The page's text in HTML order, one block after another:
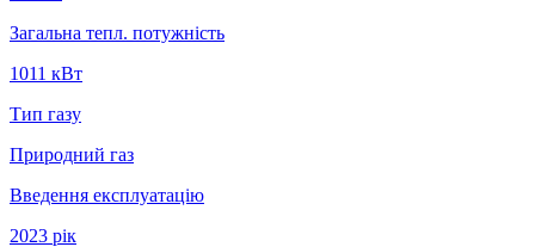
Загальна тепл. потужність
1011 кВт
Тип газу
Природний газ
Введення експлуатацію
2023 рiк